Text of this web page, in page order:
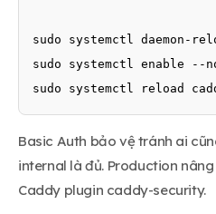
sudo systemctl daemon-
sudo systemctl enable --
sudo systemctl reload
Basic Auth bảo vệ tránh ai
internal là đủ. Production
Caddy plugin caddy-security.